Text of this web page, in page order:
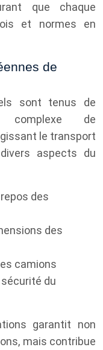
que chaque
et normes en
de
sont tenus de
complexe de
le transport
aspects du
des
des
camions
du
garantit non
mais contribue